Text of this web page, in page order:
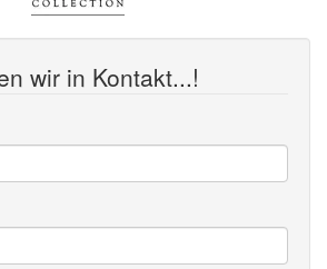
wir in Kontakt...!